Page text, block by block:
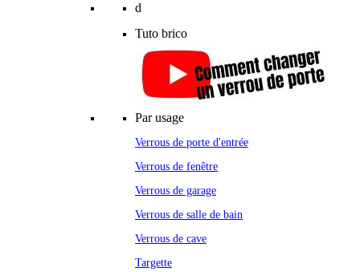
d
Tuto brico
Par usage
Verrous de porte d'entrée
Verrous de fenêtre
Verrous de garage
Verrous de salle de bain
Verrous de cave
Targette